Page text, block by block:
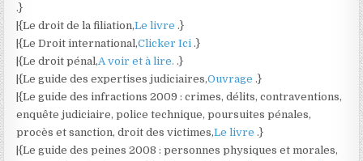
.}
|{Le droit de la filiation,Le livre.}
|{Le Droit international,Clicker Ici.}
|{Le droit pénal,A voir et à lire..}
|{Le guide des expertises judiciaires,Ouvrage.}
|{Le guide des infractions 2009 : crimes, délits, contraventions,
enquête judiciaire, police technique, poursuites pénales,
procès et sanction, droit des victimes,Le livre.}
|{Le guide des peines 2008 : personnes physiques et morales,